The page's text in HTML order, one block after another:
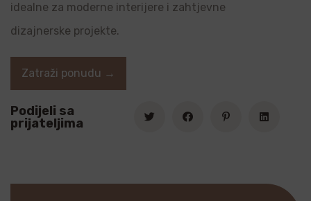
idealne za moderne interijere i zahtjevne
dizajnerske projekte.
Podijeli sa
prijateljima
Zatraži ponudu →